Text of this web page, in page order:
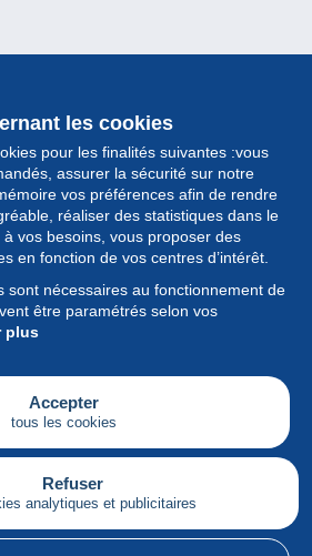
les cookies
pour les finalités suivantes :vous
assurer la sécurité sur notre
vos préférences afin de rendre
réaliser des statistiques dans le
à vos besoins, vous proposer des
en fonction de vos centres d’intérêt.
sont nécessaires au fonctionnement de
être paramétrés selon vos
plus
Accepter
tous les cookies
Refuser
analytiques et publicitaires
Français